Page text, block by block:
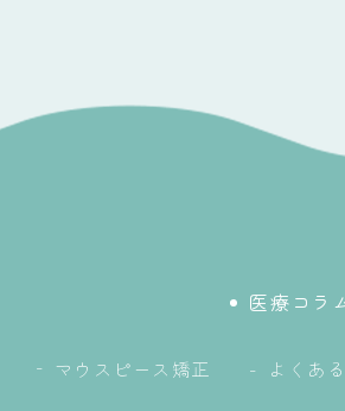
マウスピース矯正
医療コラ
よくあ